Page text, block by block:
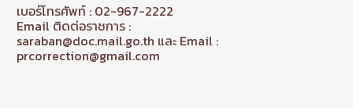
เบอร์โทรศัพท์ : 02-967-2222
Email ติดต่อราชการ :
saraban@doc.mail.go.th และ Email :
prcorrection@gmail.com